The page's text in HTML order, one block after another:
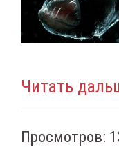
Читать
Просмотров: